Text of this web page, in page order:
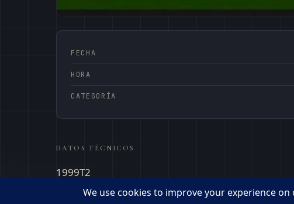
FECHA
HORA
CATEGORÍA
DATOS TÉCNICOS
1999T2